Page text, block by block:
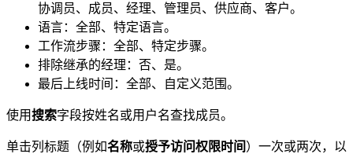
协调员、成员、经理、管理员、供应商、客户。
语言：全部、特定语言。
工作流步骤：全部、特定步骤。
排除继承的经理：否、是。
最后上线时间：全部、自定义范围。
使用搜索字段按姓名或用户名查找成员。
单击列标题（例如名称或授予访问权限时间 ）一次或两次，以